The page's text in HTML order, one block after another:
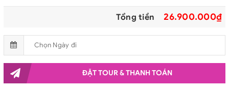
Tổng tiền 26.900.000₫
ĐẶT TOUR & THANH TOÁN